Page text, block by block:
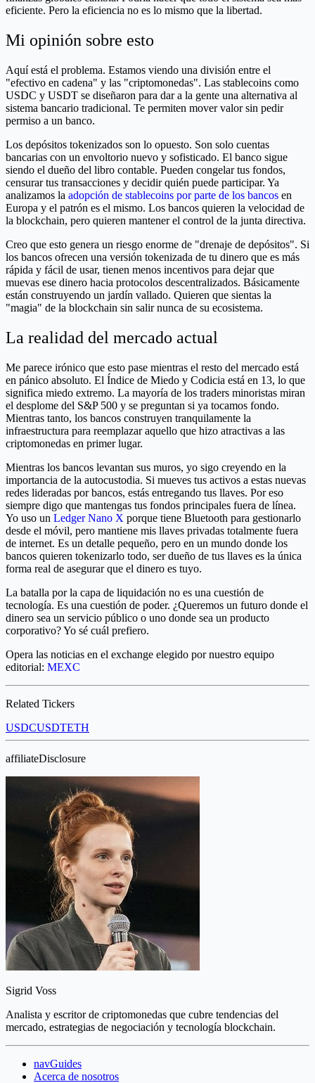
eficiente. Pero la eficiencia no es lo mismo que la libertad.
Mi opinión sobre esto
Aquí está el problema. Estamos viendo una división entre el
"efectivo en cadena" y las "criptomonedas". Las stablecoins como
USDC y USDT se diseñaron para dar a la gente una alternativa al
sistema bancario tradicional. Te permiten mover valor sin pedir
permiso a un banco.
Los depósitos tokenizados son lo opuesto. Son solo cuentas
bancarias con un envoltorio nuevo y sofisticado. El banco sigue
siendo el dueño del libro contable. Pueden congelar tus fondos,
censurar tus transacciones y decidir quién puede participar. Ya
analizamos la adopción de stablecoins por parte de los bancos en
Europa y el patrón es el mismo. Los bancos quieren la velocidad de
la blockchain, pero quieren mantener el control de la junta directiva.
Creo que esto genera un riesgo enorme de "drenaje de depósitos". Si
los bancos ofrecen una versión tokenizada de tu dinero que es más
rápida y fácil de usar, tienen menos incentivos para dejar que
muevas ese dinero hacia protocolos descentralizados. Básicamente
están construyendo un jardín vallado. Quieren que sientas la
"magia" de la blockchain sin salir nunca de su ecosistema.
La realidad del mercado actual
Me parece irónico que esto pase mientras el resto del mercado está
en pánico absoluto. El Índice de Miedo y Codicia está en 13, lo que
significa miedo extremo. La mayoría de los traders minoristas miran
el desplome del S&P 500 y se preguntan si ya tocamos fondo.
Mientras tanto, los bancos construyen tranquilamente la
infraestructura para reemplazar aquello que hizo atractivas a las
criptomonedas en primer lugar.
Mientras los bancos levantan sus muros, yo sigo creyendo en la
importancia de la autocustodia. Si mueves tus activos a estas nuevas
redes lideradas por bancos, estás entregando tus llaves. Por eso
siempre digo que mantengas tus fondos principales fuera de línea.
Yo uso un Ledger Nano X porque tiene Bluetooth para gestionarlo
desde el móvil, pero mantiene mis llaves privadas totalmente fuera
de internet. Es un detalle pequeño, pero en un mundo donde los
bancos quieren tokenizarlo todo, ser dueño de tus llaves es la única
forma real de asegurar que el dinero es tuyo.
La batalla por la capa de liquidación no es una cuestión de
tecnología. Es una cuestión de poder. ¿Queremos un futuro donde el
dinero sea un servicio público o uno donde sea un producto
corporativo? Yo sé cuál prefiero.
Opera las noticias en el exchange elegido por nuestro equipo
editorial: MEXC
Related Tickers
USDCUSDTETH
affiliateDisclosure
Sigrid Voss
Analista y escritor de criptomonedas que cubre tendencias del
mercado, estrategias de negociación y tecnología blockchain.
navGuides
Acerca de nosotros